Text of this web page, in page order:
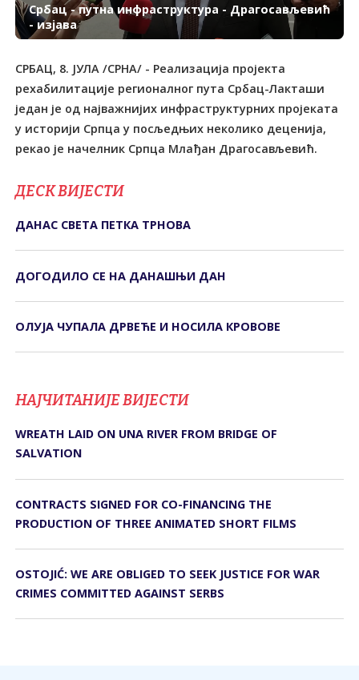
Србац - путна инфраструктура - Драгосављевић
- изјава
СРБАЦ, 8. ЈУЛА /СРНА/ - Реализација пројекта
рехабилитације регионалног пута Србац-Лакташи
један је од најважнијих инфраструктурних пројеката
у историји Српца у посљедњих неколико деценија,
рекао је начелник Српца Млађан Драгосављевић.
ДЕСК ВИЈЕСТИ
ДАНАС СВЕТА ПЕТКА ТРНОВА
ДОГОДИЛО СЕ НА ДАНАШЊИ ДАН
ОЛУЈА ЧУПАЛА ДРВЕЋЕ И НОСИЛА КРОВОВЕ
НАЈЧИТАНИЈЕ ВИЈЕСТИ
WREATH LAID ON UNA RIVER FROM BRIDGE OF
SALVATION
CONTRACTS SIGNED FOR CO-FINANCING THE
PRODUCTION OF THREE ANIMATED SHORT FILMS
OSTOJIĆ: WE ARE OBLIGED TO SEEK JUSTICE FOR WAR
CRIMES COMMITTED AGAINST SERBS